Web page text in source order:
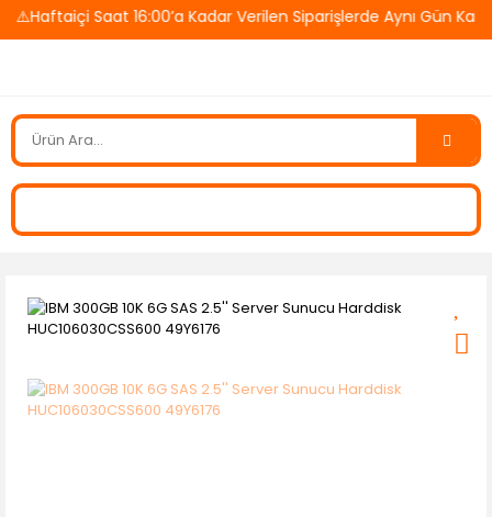
Saat 16:00’a Kadar Verilen Siparişlerde Aynı Gün